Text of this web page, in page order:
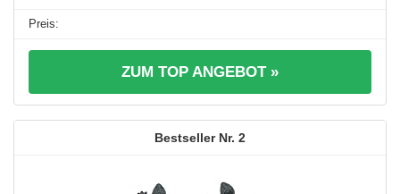
ZUM TOP ANGEBOT »
2